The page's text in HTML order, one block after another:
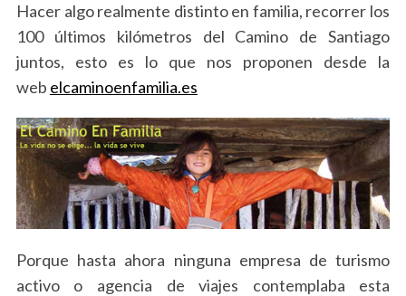
Hacer algo realmente distinto en familia, recorrer los
100 últimos kilómetros del Camino de Santiago
juntos, esto es lo que nos proponen desde la
web elcaminoenfamilia.es
Porque hasta ahora ninguna empresa de turismo
activo o agencia de viajes contemplaba esta